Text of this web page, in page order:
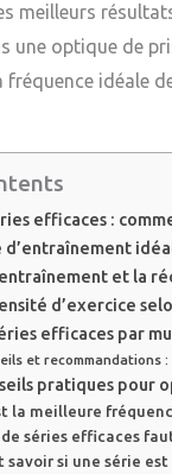
meilleurs
une optique de
fréquence idéale
efficaces :
d’entraînement
et la
d’exercice
efficaces par
et recommandations :
pratiques pour
la meilleure
séries efficaces
savoir si une série est